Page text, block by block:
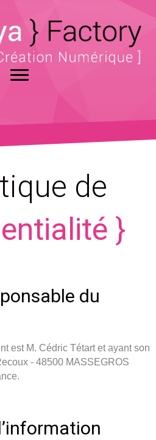
de
}
du
est M. Cédric Tétart et ayant son
- 48500 MASSEGROS